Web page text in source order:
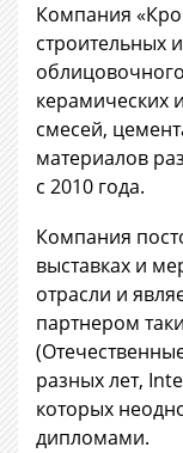
Компания
строительных
керамических
смесей,
материалов
с 2010 года.
Компания
выставках и
отрасли и
партнером
разных лет,
которых
дипломами.